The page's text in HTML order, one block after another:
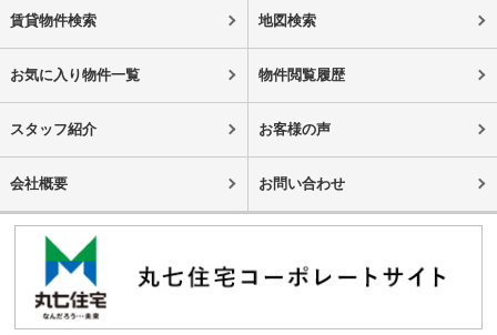
賃貸物件検索 地図検索
お気に入り物件一覧 物件閲覧履歴
スタッフ紹介 お客様の声
会社概要 お問い合わせ